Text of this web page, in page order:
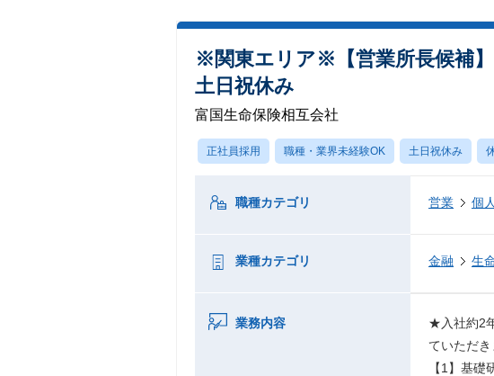
※関東エリア※【営業所長候補
土日祝休み
富国生命保険相互会社
正社員採用 職種・業界未経験OK 土日祝休み
職種カテゴリ 営業 個
業種カテゴリ 金融 生
業務内容
★入社約2
ていただき
【1】基